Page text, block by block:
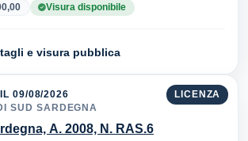
Visura disponibile
e visura pubblica
LICENZA
09/08/2026
SUD SARDEGNA
A. 2008, N. RAS.6